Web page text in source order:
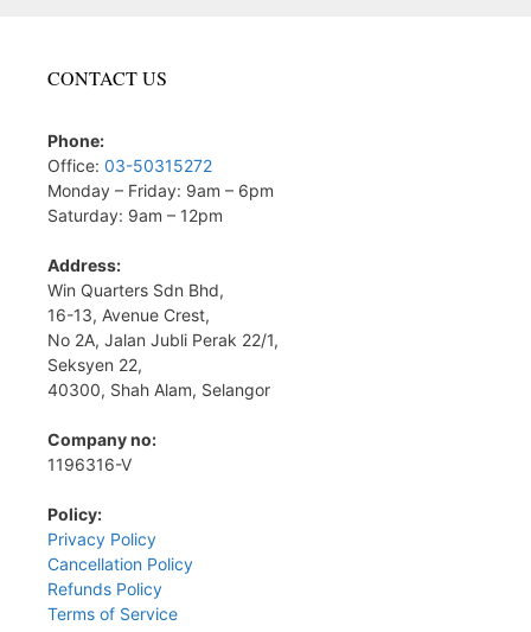
CONTACT US
Phone:
Office: 03-50315272
Monday – Friday: 9am – 6pm
Saturday: 9am – 12pm
Address:
Win Quarters Sdn Bhd,
16-13, Avenue Crest,
No 2A, Jalan Jubli Perak 22/1,
Seksyen 22,
40300, Shah Alam, Selangor
Company no:
1196316-V
Policy:
Privacy Policy
Cancellation Policy
Refunds Policy
Terms of Service